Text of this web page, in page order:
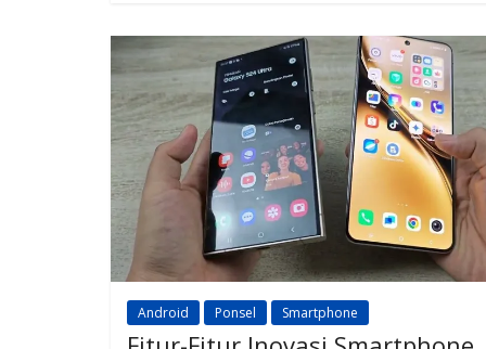
A
p
p
a
m
d
s
Android Ponsel Smartphone